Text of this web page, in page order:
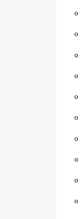
⚬
⚬
⚬
⚬
⚬
⚬
⚬
⚬
⚬
⚬